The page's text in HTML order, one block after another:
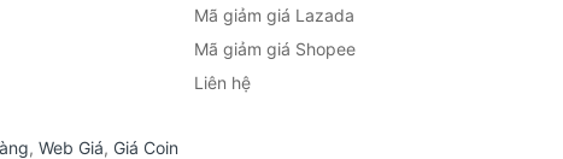
Mã giảm giá Lazada
Mã giảm giá Shopee
Liên hệ
, Web Giá, Giá Coin